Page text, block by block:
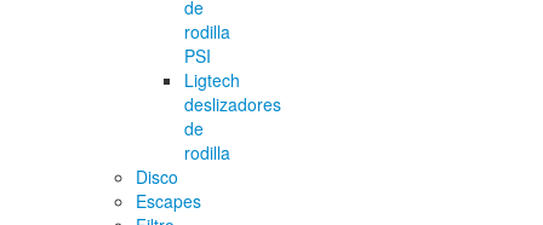
de
rodilla
PSI
Ligtech
deslizadores
de
rodilla
Disco
Escapes